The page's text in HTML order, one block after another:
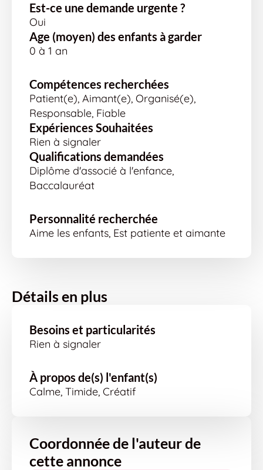
Est-ce une demande urgente ?
Oui
Age (moyen) des enfants à garder
0 à 1 an
Compétences recherchées
Patient(e), Aimant(e), Organisé(e),
Responsable, Fiable
Expériences Souhaitées
Rien à signaler
Qualifications demandées
Diplôme d'associé à l'enfance,
Baccalauréat
Personnalité recherchée
Aime les enfants, Est patiente et aimante
Détails en plus
Besoins et particularités
Rien à signaler
À propos de(s) l'enfant(s)
Calme, Timide, Créatif
Coordonnée de l'auteur de
cette annonce